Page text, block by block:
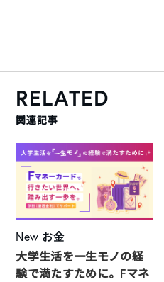
RELATED
関連記事
New お金
大学生活を一生モノの経
験で満たすために。Fマネ